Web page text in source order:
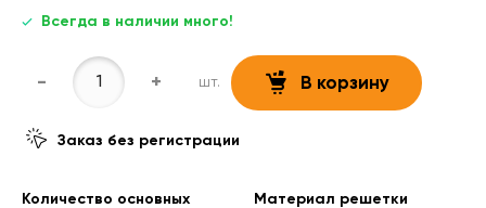
Всегда в наличии много!
- + шт. В корзину
Заказ без регистрации
Количество основных
Материал решетки